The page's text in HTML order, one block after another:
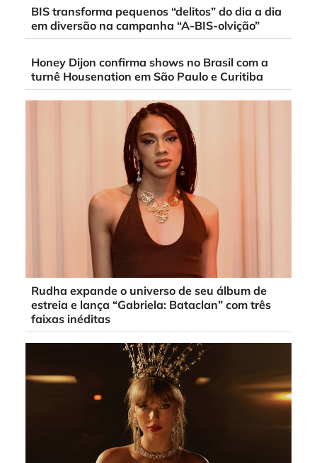
BIS transforma pequenos “delitos” do dia a dia
em diversão na campanha “A-BIS-olvição”
Honey Dijon confirma shows no Brasil com a
turnê Housenation em São Paulo e Curitiba
Rudha expande o universo de seu álbum de
estreia e lança “Gabriela: Bataclan” com três
faixas inéditas